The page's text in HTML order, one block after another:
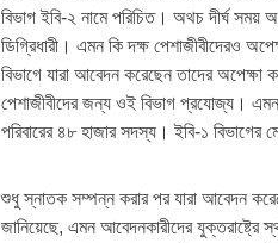
বিভাগ ইবি-২ নামে পরিচিত। অথচ দীর্ঘ সময়
ডিগ্রিধারী। এমন কি দক্ষ পেশাজীবীদেরও
বিভাগে যারা আবেদন করেছেন তাদের
পেশাজীবীদের জন্য ওই বিভাগ প্রযোজ্য। এমন
পরিবারের ৪৮ হাজার সদস্য। ইবি-১
শুধু স্নাতক সম্পন্ন করার পর যারা আবেদন
জানিয়েছে, এমন আবেদনকারীদের যুক্তরাষ্ট্রে